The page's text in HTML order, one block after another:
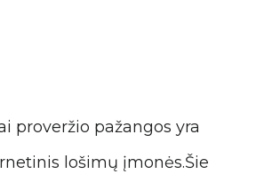
proveržio pažangos yra
lošimų įmonės.Šie